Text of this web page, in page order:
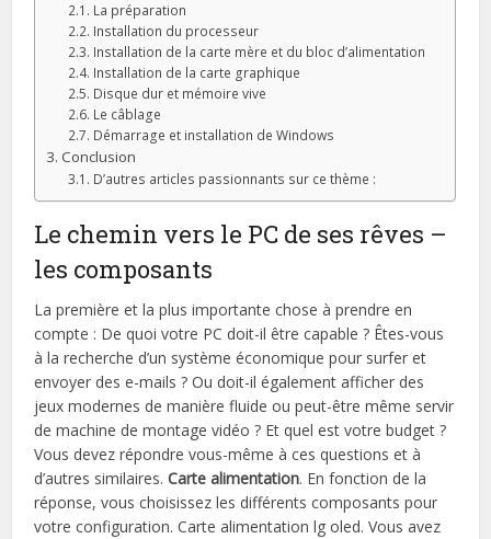
La préparation
Installation du processeur
Installation de la carte mère et du bloc d’alimentation
Installation de la carte graphique
Disque dur et mémoire vive
Le câblage
Démarrage et installation de Windows
Conclusion
D’autres articles passionnants sur ce thème :
Le chemin vers le PC de ses rêves –
les composants
La première et la plus importante chose à prendre en
compte : De quoi votre PC doit-il être capable ? Êtes-vous
à la recherche d’un système économique pour surfer et
envoyer des e-mails ? Ou doit-il également afficher des
jeux modernes de manière fluide ou peut-être même servir
de machine de montage vidéo ? Et quel est votre budget ?
Vous devez répondre vous-même à ces questions et à
d’autres similaires.Carte alimentation. En fonction de la
réponse, vous choisissez les différents composants pour
votre configuration. Carte alimentation lg oled. Vous avez